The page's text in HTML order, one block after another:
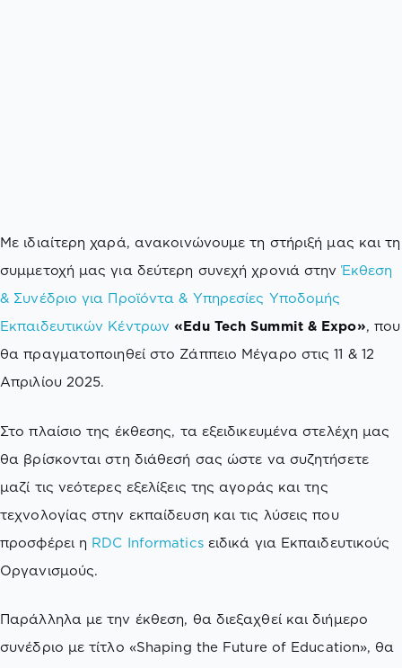
Με ιδιαίτερη χαρά, ανακοινώνουμε τη στήριξή μας και τη
συμμετοχή μας για δεύτερη συνεχή χρονιά στηνΈκθεση
& Συνέδριο για Προϊόντα & Υπηρεσίες Υποδομής
Εκπαιδευτικών Κέντρων «Edu Tech Summit & Expo», που
θα πραγματοποιηθεί στο Ζάππειο Μέγαρο στις 11 & 12
Απριλίου 2025.
Στο πλαίσιο της έκθεσης, τα εξειδικευμένα στελέχη μας
θα βρίσκονται στη διάθεσή σας ώστε να συζητήσετε
μαζί τις νεότερες εξελίξεις της αγοράς και της
τεχνολογίας στην εκπαίδευση και τις λύσεις που
προσφέρει η RDC Informaticsειδικά για Εκπαιδευτικούς
Οργανισμούς.
Παράλληλα με την έκθεση, θα διεξαχθεί και διήμερο
συνέδριο με τίτλο «Shaping the Future of Education», θα